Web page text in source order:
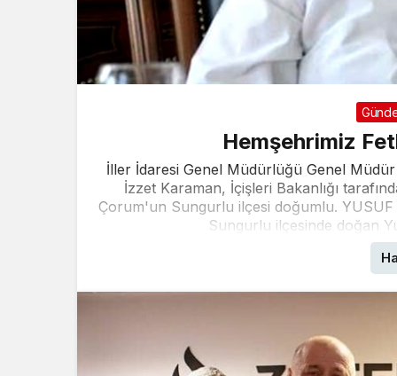
Hemşehrimiz
İller İdaresi Genel Müdürlüğü Genel
İzzet Karaman, İçişleri Bakanlığı
Çorum'un Sungurlu ilçesi doğumlu. YUSUF
Sungurlu ilçesinde doğan